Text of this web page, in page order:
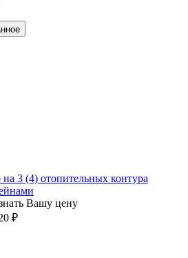
3 (4) отопительных контура
Вашу цену
₽